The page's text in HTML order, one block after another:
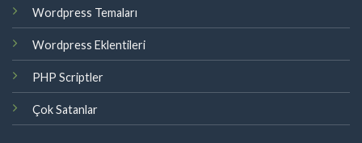
Wordpress Temaları
Wordpress Eklentileri
PHP Scriptler
Çok Satanlar